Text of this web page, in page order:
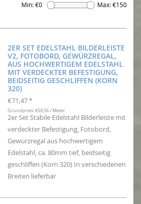
Min: €0 Max: €150
2ER SET EDELSTAHL BILDERLEISTE
V2, FOTOBORD, GEWÜRZREGAL,
AUS HOCHWERTIGEM EDELSTAHL
MIT VERDECKTER BEFESTIGUNG,
BEIDSEITIG GESCHLIFFEN (KORN
320)
€71,47 *
Grundpreis: €59,56 / Meter
2er Set Stabile Edelstahl Bilderleiste mit
verdeckter Befestigung, Fotobord,
Gewürzregal aus hochwertigem
Edelstahl, ca. 80mm tief, beidseitig
geschliffen (Korn 320) In verschiedenen
Breiten lieferbar